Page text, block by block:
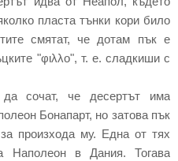
пласта тънки кори било
смятат, че дотам пък е
"φιλλο", т. е. сладкиши с
да сочат, че десертът има
Бонапарт, но затова пък
произхода му. Една от тях
Наполеон в Дания. Тогава